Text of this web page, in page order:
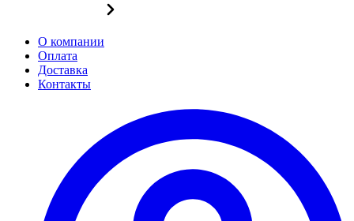
О компании
Оплата
Доставка
Контакты